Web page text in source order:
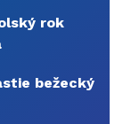
rok
bežecký